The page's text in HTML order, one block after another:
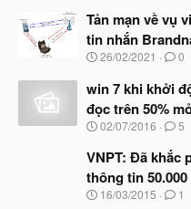
đ
ầ
u
à
b
ắ
đ
ầ
u
Tản mạn về vụ
tin nhắn
N
à
y
b
ắ
đ
ầ
u
26/02/2021 0
win 7 khi khởi
đọc trên 50%
N
à
b
ắ
02/07/2016 5
VNPT: Đã khắc
thông tin
N
16/03/2015 1